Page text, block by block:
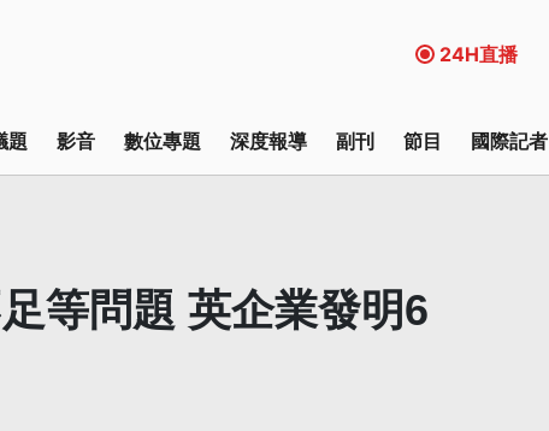
24H直播
題 影音 數位專題 深度報導 副刊 節目 國際記者
等問題 英企業發明6